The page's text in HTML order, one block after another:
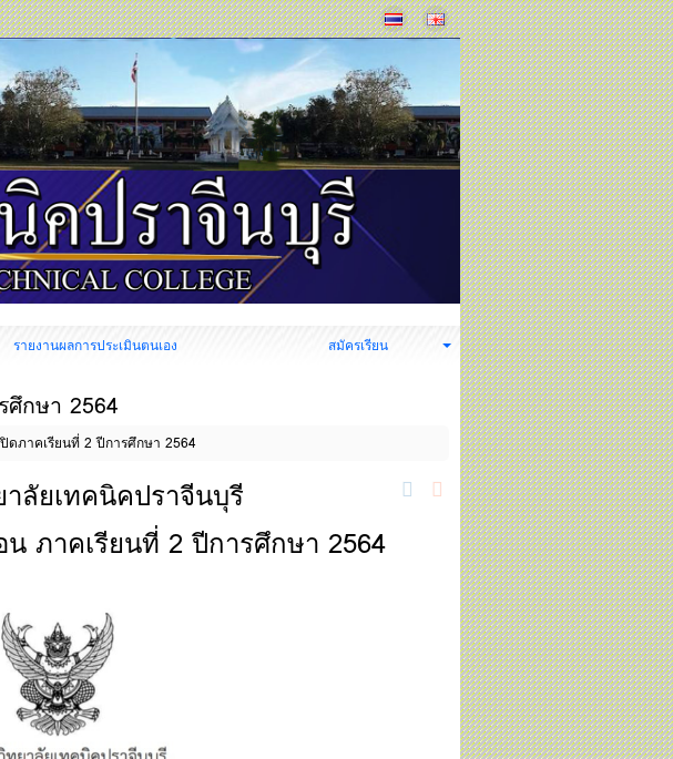
รายงานผลการประเมินตนเอง สมัครเรียน
ศึกษา 2564
ปิดภาคเรียนที่ 2 ปีการศึกษา 2564
ลัยเทคนิคปราจีนบุรี
น ภาคเรียนที่ 2 ปีการศึกษา 2564